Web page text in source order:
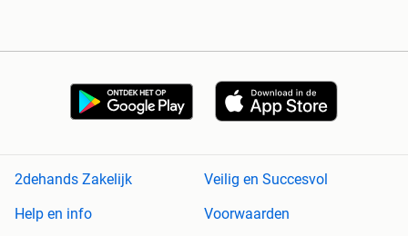
2dehands Zakelijk
Veilig en Succesvol
Help en info
Voorwaarden